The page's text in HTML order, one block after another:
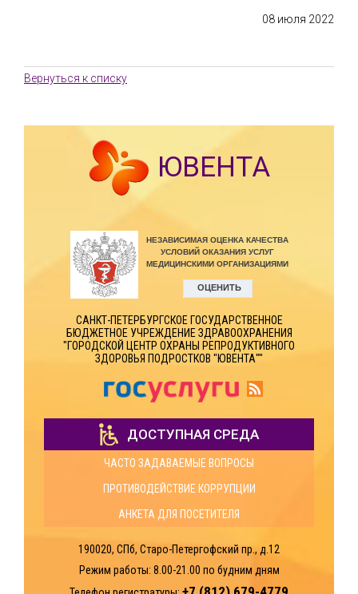
08 июля 2022
Вернуться к списку
ЮВЕНТА
САНКТ-ПЕТЕРБУРГСКОЕ ГОСУДАРСТВЕННОЕ
БЮДЖЕТНОЕ УЧРЕЖДЕНИЕ ЗДРАВООХРАНЕНИЯ
"ГОРОДСКОЙ ЦЕНТР ОХРАНЫ РЕПРОДУКТИВНОГО
ЗДОРОВЬЯ ПОДРОСТКОВ "ЮВЕНТА""
ДОСТУПНАЯ СРЕДА
ЧАСТО ЗАДАВАЕМЫЕ ВОПРОСЫ
ПРОТИВОДЕЙСТВИЕ КОРРУПЦИИ
АНКЕТА ДЛЯ ПОСЕТИТЕЛЯ
190020, СПб, Старо-Петергофский пр., д.12
Режим работы: 8.00-21.00 по будним дням